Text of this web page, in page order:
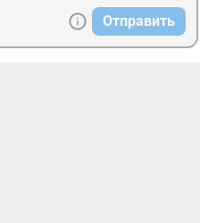
Отправить